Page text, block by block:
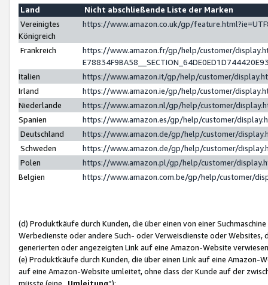
Land
Nicht abschließende Liste der Marken
Vereinigtes
Königreich
https://www.amazon.co.uk/gp/
Frankreich
https://www.amazon.fr/gp/help/customer/
Italien
https://www.amazon.it/gp/help/customer/
Irland
https://www.amazon.ie/gp/help/customer/
Niederlande
https://www.amazon.nl/gp/help/customer/
Spanien
https://www.amazon.es/gp/help/customer/
Deutschland
https://www.amazon.de/gp/help/customer/
Schweden
https://www.amazon.de/gp/help/customer/
Polen
https://www.amazon.pl/gp/help/customer/
Belgien
https://www.amazon.com.be/gp/help/customer/
(d) Produktkäufe durch Kunden, die über einen von einer
Werbedienste oder andere Such- oder Verweisdienste oder Websites,
generierten oder angezeigten Link auf eine Amazon-Website
(e) Produktkäufe durch Kunden, die über einen Link auf eine
auf eine Amazon-Website umleitet, ohne dass der Kunde auf der
müsste (eine „ Umleitung“);